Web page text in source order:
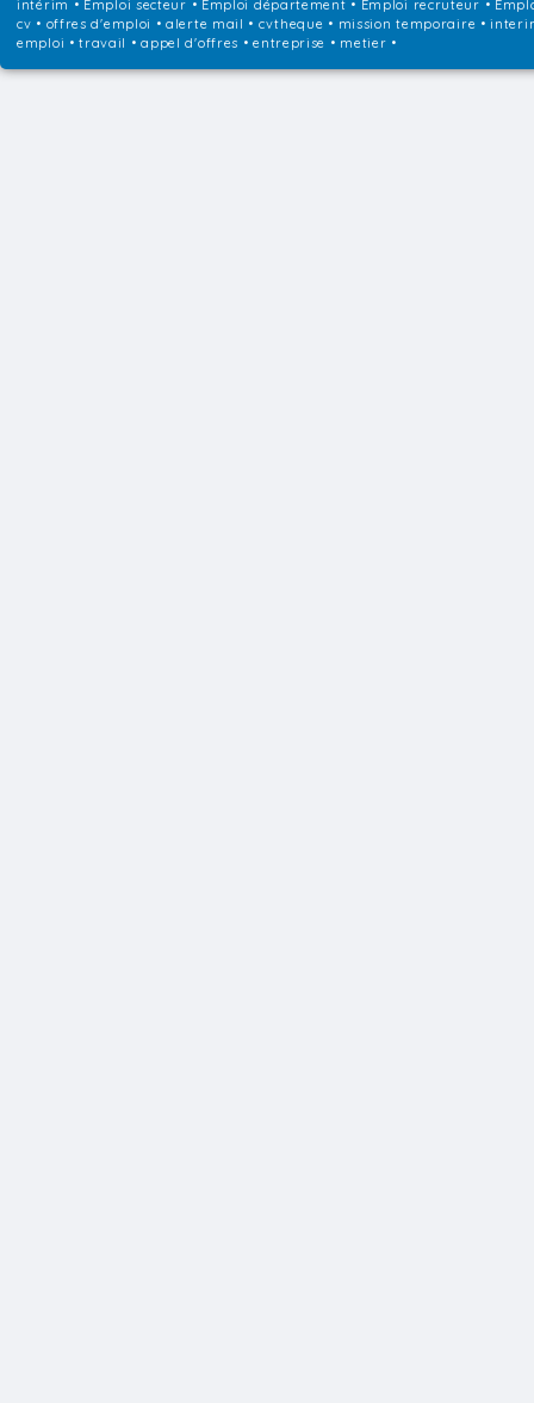
intérim • Emploi secteur • Emploi département • Emploi recruteur •
cv • offres d'emploi • alerte mail • cvtheque • mission temporaire •
emploi • travail • appel d'offres • entreprise • metier •